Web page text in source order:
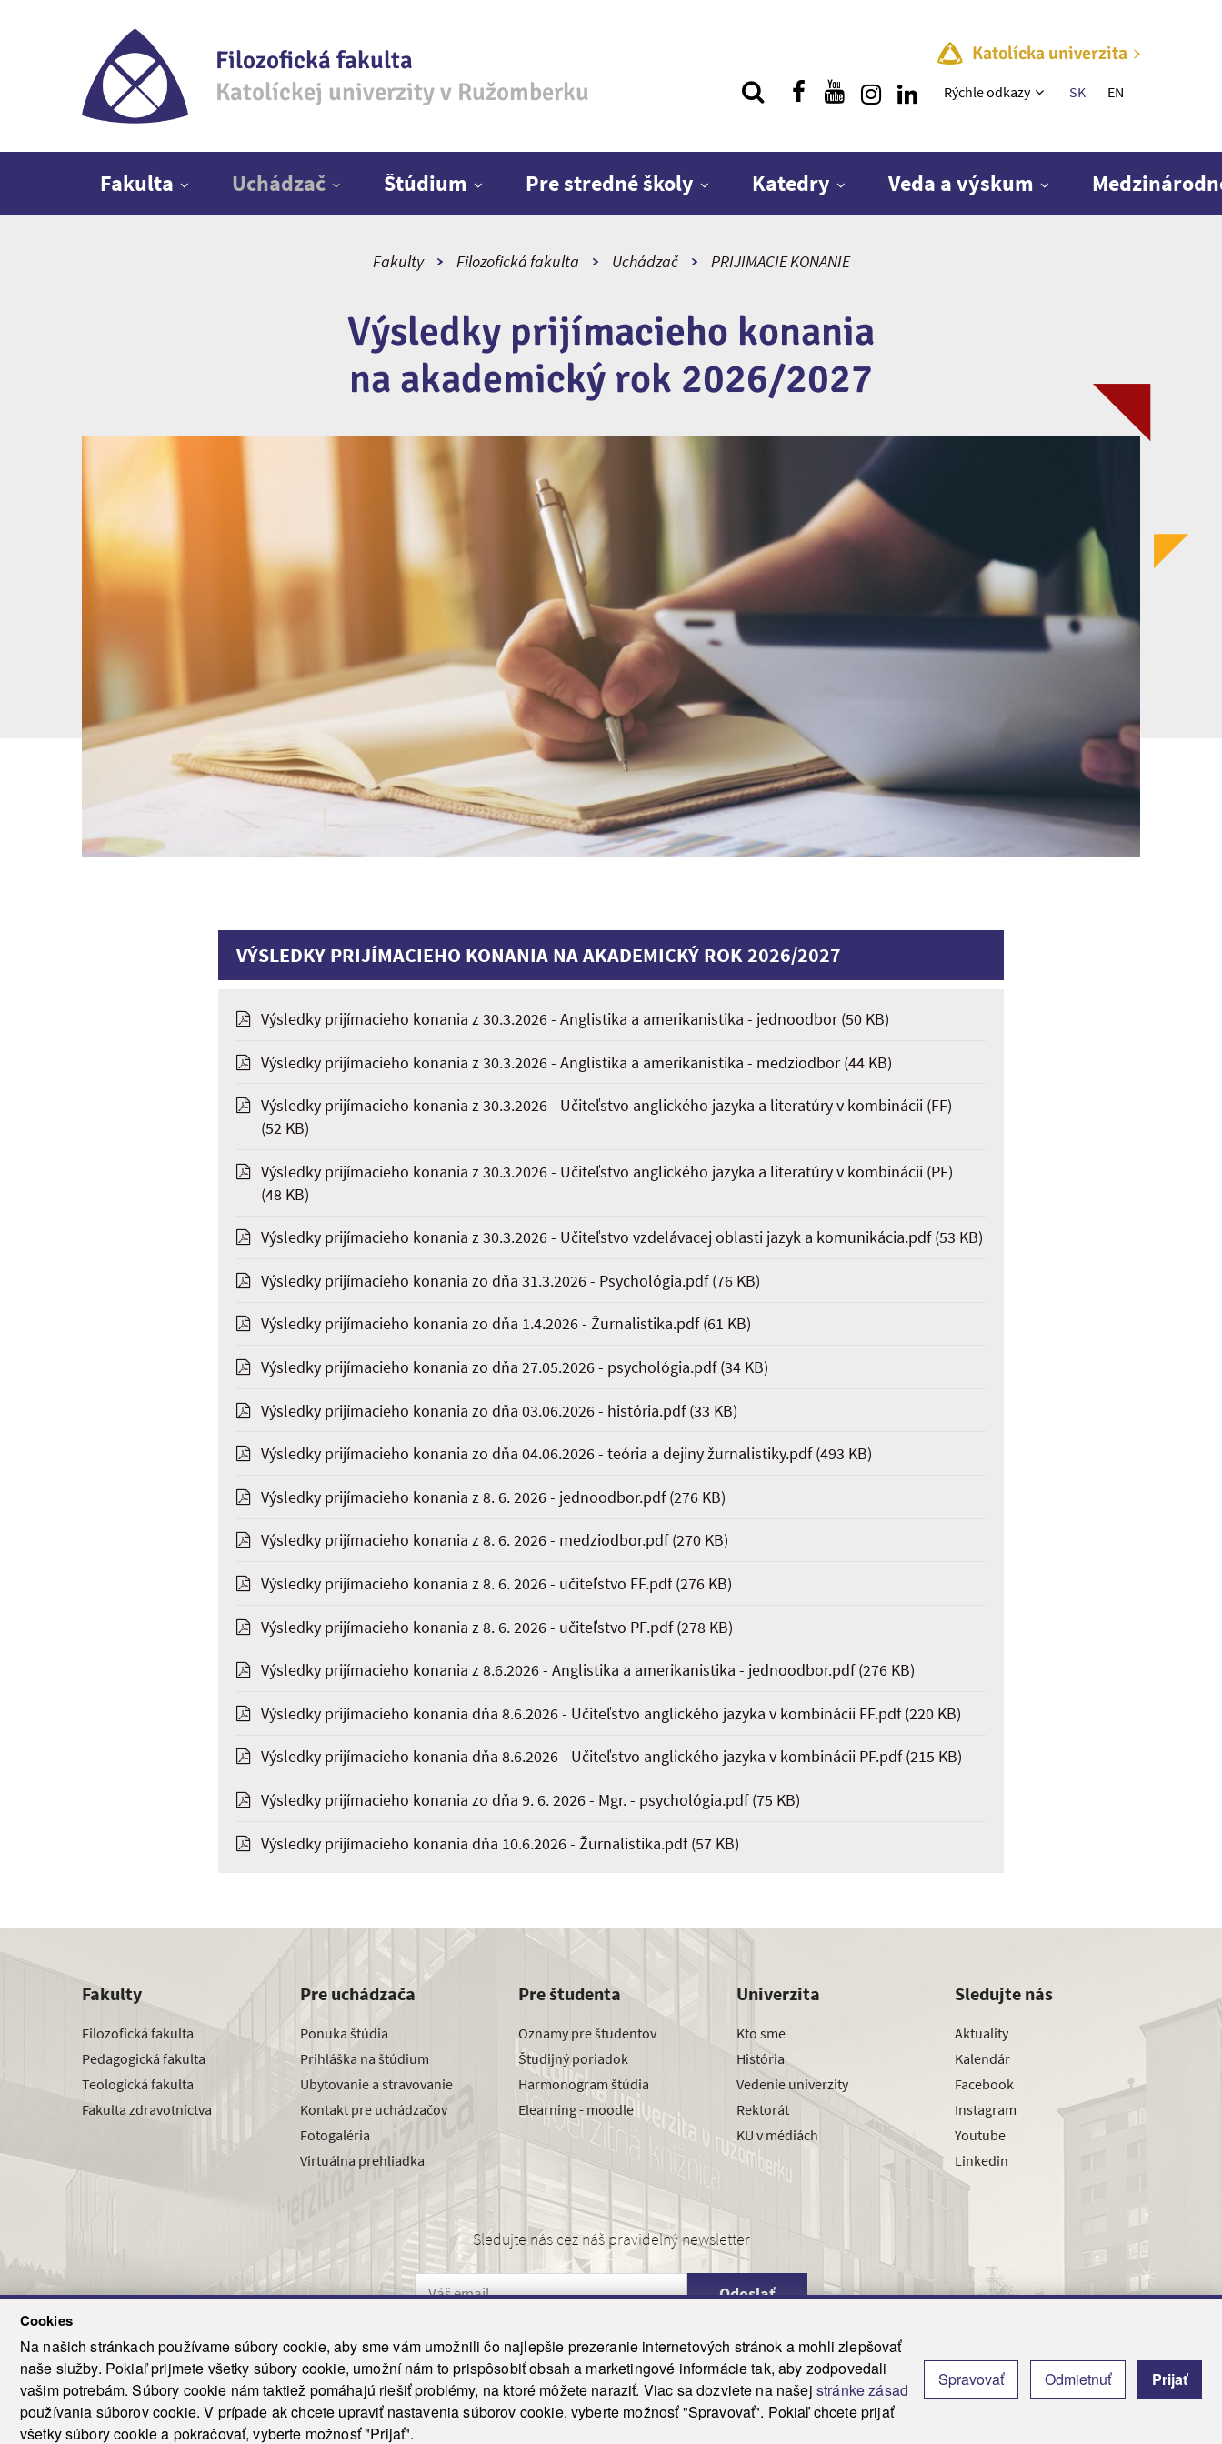
Cookies
Na našich stránkach používame súbory cookie, aby sme vám umožnili čo najlepšie prezeranie internetových stránok a mohli zlepšovať
naše služby. Pokiaľ prijmete všetky súbory cookie, umožní nám to prispôsobiť obsah a marketingové informácie tak, aby zodpovedali
vašim potrebám. Súbory cookie nám taktiež pomáhajú riešiť problémy, na ktoré môžete naraziť. Viac sa dozviete na našej stránke zásad
používania súborov cookie. V prípade ak chcete upraviť nastavenia súborov cookie, vyberte možnosť "Spravovať". Pokiaľ chcete prijať
všetky súbory cookie a pokračovať, vyberte možnosť "Prijať".
Spravovať Odmietnuť Prijať
Filozofická fakulta
Katolíckej univerzity v Ružomberku
Katolícka univerzita
Rýchle menu
Rýchle odkazy SK EN
Fakulta Uchádzač Štúdium Pre stredné školy Katedry Veda a výskum
Fakulty Filozofická fakulta Uchádzač PRIJÍMACIE KONANIE
Výsledky prijímacieho konania
na akademický rok 2026/2027
VÝSLEDKY PRIJÍMACIEHO KONANIA NA AKADEMICKÝ ROK 2026/2027
Výsledky prijímacieho konania z 30.3.2026 - Anglistika a amerikanistika - jednoodbor(50 KB)
Výsledky prijímacieho konania z 30.3.2026 - Anglistika a amerikanistika - medziodbor(44 KB)
Výsledky prijímacieho konania z 30.3.2026 - Učiteľstvo anglického jazyka a literatúry v kombinácii (FF)
(52 KB)
Výsledky prijímacieho konania z 30.3.2026 - Učiteľstvo anglického jazyka a literatúry v kombinácii (PF)
(48 KB)
Výsledky prijímacieho konania z 30.3.2026 - Učiteľstvo vzdelávacej oblasti jazyk a komunikácia.pdf(53 KB)
Výsledky prijímacieho konania zo dňa 31.3.2026 - Psychológia.pdf(76 KB)
Výsledky prijímacieho konania zo dňa 1.4.2026 - Žurnalistika.pdf(61 KB)
Výsledky prijímacieho konania zo dňa 27.05.2026 - psychológia.pdf(34 KB)
Výsledky prijímacieho konania zo dňa 03.06.2026 - história.pdf(33 KB)
Výsledky prijímacieho konania zo dňa 04.06.2026 - teória a dejiny žurnalistiky.pdf(493 KB)
Výsledky prijímacieho konania z 8. 6. 2026 - jednoodbor.pdf(276 KB)
Výsledky prijímacieho konania z 8. 6. 2026 - medziodbor.pdf(270 KB)
Výsledky prijímacieho konania z 8. 6. 2026 - učiteľstvo FF.pdf(276 KB)
Výsledky prijímacieho konania z 8. 6. 2026 - učiteľstvo PF.pdf(278 KB)
Výsledky prijímacieho konania z 8.6.2026 - Anglistika a amerikanistika - jednoodbor.pdf(276 KB)
Výsledky prijímacieho konania dňa 8.6.2026 - Učiteľstvo anglického jazyka v kombinácii FF.pdf(220 KB)
Výsledky prijímacieho konania dňa 8.6.2026 - Učiteľstvo anglického jazyka v kombinácii PF.pdf(215 KB)
Výsledky prijímacieho konania zo dňa 9. 6. 2026 - Mgr. - psychológia.pdf(75 KB)
Výsledky prijímacieho konania dňa 10.6.2026 - Žurnalistika.pdf(57 KB)
Fakulty
Filozofická fakulta
Pedagogická fakulta
Teologická fakulta
Fakulta zdravotníctva
Pre uchádzača
Ponuka štúdia
Prihláška na štúdium
Ubytovanie a stravovanie
Kontakt pre uchádzačov
Fotogaléria
Virtuálna prehliadka
Pre študenta
Oznamy pre študentov
Študijný poriadok
Harmonogram štúdia
Elearning - moodle
Univerzita
Kto sme
História
Vedenie univerzity
Rektorát
KU v médiách
Sledujte nás
Aktuality
Kalendár
Facebook
Instagram
Youtube
Linkedin
Sledujte nás cez náš pravidelný newsletter
Odoslať
© 2021-2026 ku.sk. Všetky práva vyhradené. | Ochrana osobných údajov | Vyhlásenie o prístupnosti | Admin
This site is protected by reCAPTCHA and the Google Privacy Policy and Terms of Service
apply.
Tvorba stránky WebCreators.sk | Webhosting HostCreators